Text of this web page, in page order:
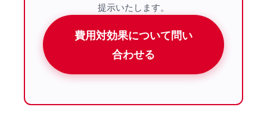
提示いたします。
費用対効果について問い
合わせる